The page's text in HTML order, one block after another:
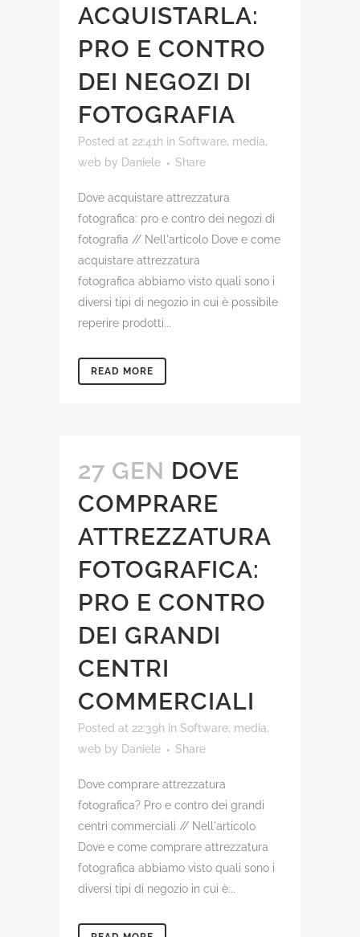
ACQUISTARLA:
PRO E CONTRO
DEI NEGOZI DI
FOTOGRAFIA
Posted at 22:41h in Software, media,
web by Daniele Share
Dove acquistare attrezzatura
fotografica: pro e contro dei negozi di
fotografia // Nell'articolo Dove e come
acquistare attrezzatura
fotografica abbiamo visto quali sono i
diversi tipi di negozio in cui è possibile
reperire prodotti...
READ MORE
27 GEN DOVE
COMPRARE
ATTREZZATURA
FOTOGRAFICA:
PRO E CONTRO
DEI GRANDI
CENTRI
COMMERCIALI
Posted at 22:39h in Software, media,
web by Daniele Share
Dove comprare attrezzatura
fotografica? Pro e contro dei grandi
centri commerciali // Nell'articolo
Dove e come comprare attrezzatura
fotografica abbiamo visto quali sono i
diversi tipi di negozio in cui è...